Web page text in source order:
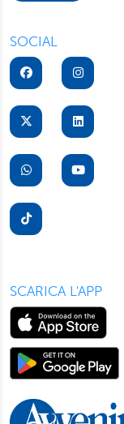
potrà scegliere
suo dispositivo.
preferenze
presente in ogni
informazioni sul
SOCIAL
SCARICA L'APP